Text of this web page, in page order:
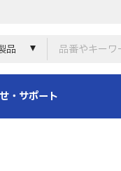
品
・サポート